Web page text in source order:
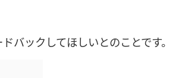
バックしてほしいとのことです。